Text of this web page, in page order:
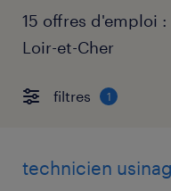
15 offres d'emploi
Loir-et-Cher
filtres 1
technicien